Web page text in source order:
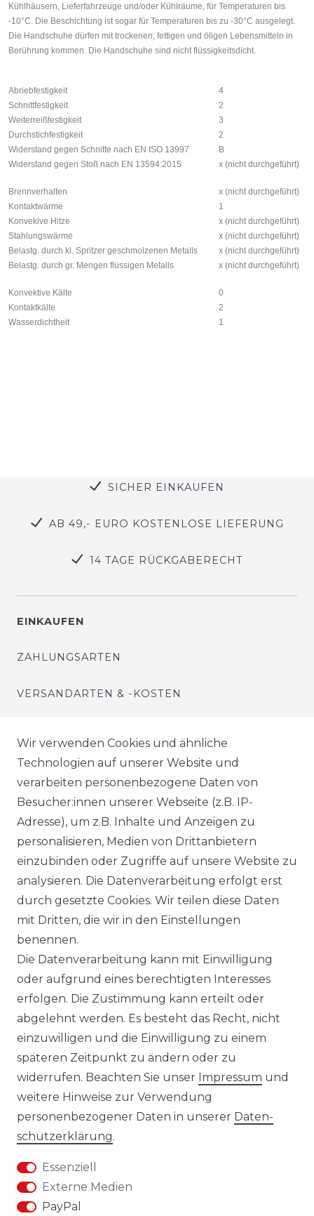
Kühlhäusern, Lieferfahrzeuge und/oder Kühlräume, für Temperaturen bis
-10°C. Die Beschichtung ist sogar für Temperaturen bis zu -30°C ausgelegt.
Die Handschuhe dürfen mit trockenen, fettigen und öligen Lebensmitteln in
Berührung kommen. Die Handschuhe sind nicht flüssigkeitsdicht.
Abriebfestigkeit
4
Schnittfestigkeit
2
Weiterreißfestigkeit
3
Durchstichfestigkeit
2
Widerstand gegen Schnitte nach EN ISO 13997
B
Widerstand gegen Stoß nach EN 13594:2015
x (nicht durchgeführt)
Brennverhalten
x (nicht durchgeführt)
Kontaktwärme
1
Konvekive Hitze
x (nicht durchgeführt)
Stahlungswärme
x (nicht durchgeführt)
Belastg. durch kl. Spritzer geschmolzenen Metalls
x (nicht durchgeführt)
Belastg. durch gr. Mengen flüssigen Metalls
x (nicht durchgeführt)
Konvektive Kälte
0
Kontaktkälte
2
Wasserdichtheit
1
SICHER EINKAUFEN
AB 49,- EURO KOSTENLOSE LIEFERUNG
14 TAGE RÜCKGABERECHT
EINKAUFEN
ZAHLUNGSARTEN
VERSANDARTEN & -KOSTEN
WARENKORB
ZUR KASSE
HILFE
INFORMATIONEN
KONTAKT
DATENSCHUTZERKLÄRUNG
IMPRESSUM
AGB
KONTAKT
REUTEWEG 2/1, 73035 GÖPPINGEN
E-MAIL: INFO@BS-HANDEL.DE
Wir verwenden Cookies und ähnliche
Technologien auf unserer Website und
verarbeiten personenbezogene Daten von
Besucher:innen unserer Webseite (z.B. IP-
Adresse), um z.B. Inhalte und Anzeigen zu
personalisieren, Medien von Drittanbietern
einzubinden oder Zugriffe auf unsere Website zu
analysieren. Die Datenverarbeitung erfolgt erst
durch gesetzte Cookies. Wir teilen diese Daten
mit Dritten, die wir in den Einstellungen
benennen.
Die Datenverarbeitung kann mit Einwilligung
oder aufgrund eines berechtigten Interesses
erfolgen. Die Zustimmung kann erteilt oder
abgelehnt werden. Es besteht das Recht, nicht
einzuwilligen und die Einwilligung zu einem
späteren Zeitpunkt zu ändern oder zu
widerrufen. Beachten Sie unser Impressum und
weitere Hinweise zur Verwendung
personenbezogener Daten in unserer Daten­
schutz­erklärung.
Essenziell
Externe Medien
PayPal